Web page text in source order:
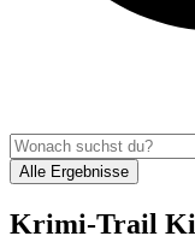
Alle Ergebnisse
Krimi-Trail